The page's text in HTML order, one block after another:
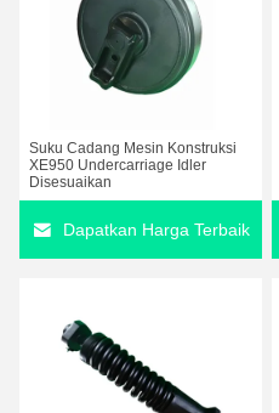
Suku Cadang Mesin Konstruksi
XE950 Undercarriage Idler
Disesuaikan
Dapatkan Harga Terbaik